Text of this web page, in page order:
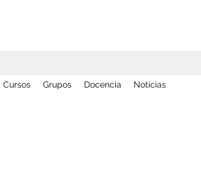
Cursos Grupos Docencia Noticias